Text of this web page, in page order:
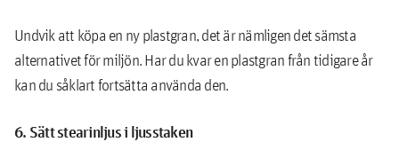
Undvik att köpa en ny plastgran, det är nämligen det sämsta
alternativet för miljön. Har du kvar en plastgran från tidigare år
kan du såklart fortsätta använda den.
6. Sätt stearinljus i ljusstaken